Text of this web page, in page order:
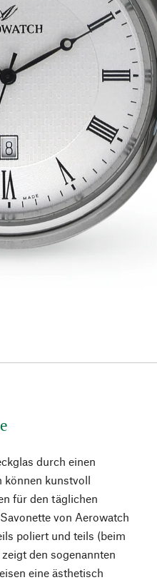
durch einen
können kunstvoll
für den täglichen
von Aerowatch
poliert und teils (beim
den sogenannten
eine ästhetisch